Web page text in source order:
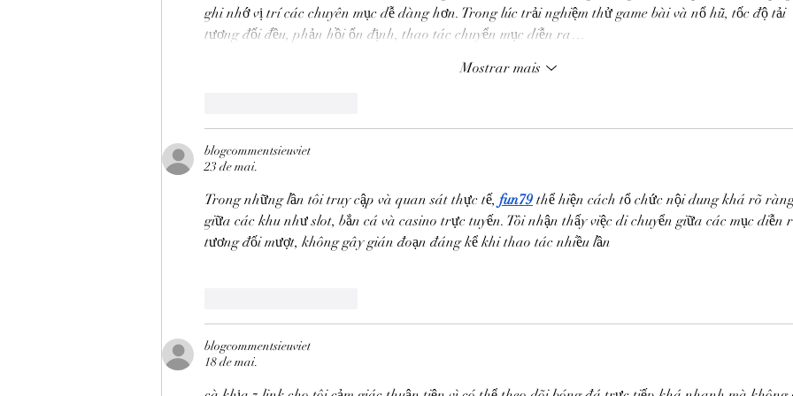
ghi nhớ vị trí các chuyên mục dễ dàng hơn. Trong lúc trải nghiệm thử game bài và nổ hũ, tốc độ tải
tương đối đều, phản hồi ổn định, thao tác chuyển mục diễn ra…
Mostrar mais
blogcommentsieuviet
23 de mai.
Trong những lần tôi truy cập và quan sát thực tế, fun79 thể hiện cách tổ chức nội dung khá rõ
giữa các khu như slot, bắn cá và casino trực tuyến. Tôi nhận thấy việc di chuyển giữa các mục diễn
tương đối mượt, không gây gián đoạn đáng kể khi thao tác nhiều lần
blogcommentsieuviet
18 de mai.